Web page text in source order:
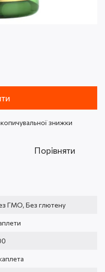
знижки
Порівняти
ГМО, Без глютену